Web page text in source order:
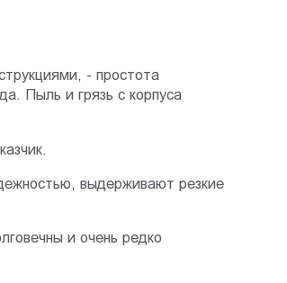
- простота
Пыль и грязь с корпуса
выдерживают резкие
и очень редко